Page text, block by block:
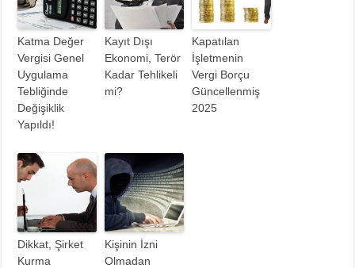
Katma Değer
Vergisi Genel
Uygulama
Tebliğinde
Değişiklik
Yapıldı!
Kayıt Dışı
Ekonomi, Terör
Kadar Tehlikeli
mi?
Kapatılan
İşletmenin
Vergi Borçu
Güncellenmiş
2025
Dikkat, Şirket
Kurma
Kişinin İzni
Olmadan